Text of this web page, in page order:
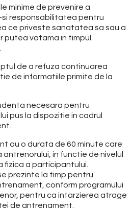
minime de prevenire a
responsabilitatea pentru
ce priveste sanatatea sa sau a
putea vatama in timpul
de a refuza continuarea
de informatiile primite de la
necesara pentru
pus la dispozitie in cadrul
au o durata de 60 minute care
in functie de nivelul
a participantului.
prezinte la timp pentru
conform programului
pentru ca intarzierea atrage
de antrenament.